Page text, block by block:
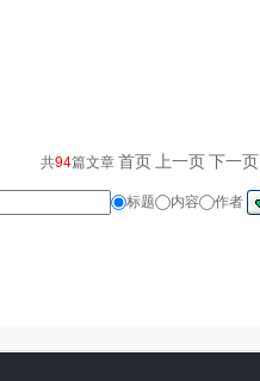
共94篇文章首页上一页下一页
标题 内容 作者